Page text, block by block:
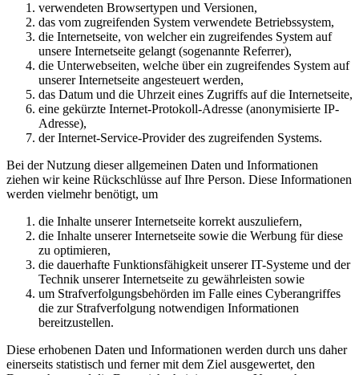
verwendeten Browsertypen und Versionen,
das vom zugreifenden System verwendete Betriebssystem,
die Internetseite, von welcher ein zugreifendes System auf
unsere Internetseite gelangt (sogenannte Referrer),
die Unterwebseiten, welche über ein zugreifendes System auf
unserer Internetseite angesteuert werden,
das Datum und die Uhrzeit eines Zugriffs auf die Internetseite,
eine gekürzte Internet-Protokoll-Adresse (anonymisierte IP-
Adresse),
der Internet-Service-Provider des zugreifenden Systems.
Bei der Nutzung dieser allgemeinen Daten und Informationen
ziehen wir keine Rückschlüsse auf Ihre Person. Diese Informationen
werden vielmehr benötigt, um
die Inhalte unserer Internetseite korrekt auszuliefern,
die Inhalte unserer Internetseite sowie die Werbung für diese
zu optimieren,
die dauerhafte Funktionsfähigkeit unserer IT-Systeme und der
Technik unserer Internetseite zu gewährleisten sowie
um Strafverfolgungsbehörden im Falle eines Cyberangriffes
die zur Strafverfolgung notwendigen Informationen
bereitzustellen.
Diese erhobenen Daten und Informationen werden durch uns daher
einerseits statistisch und ferner mit dem Ziel ausgewertet, den